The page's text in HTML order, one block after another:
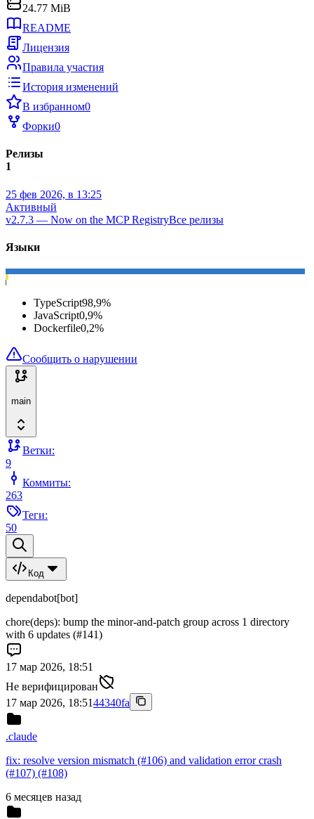
24.77 MiB
README
Лицензия
Правила участия
История изменений
В избранном0
Форки0
Релизы
1
25 фев 2026, в 13:25
Активный
v2.7.3 — Now on the MCP RegistryВсе релизы
Языки
TypeScript98,9%
JavaScript0,9%
Dockerfile0,2%
Сообщить о нарушении
main
Ветки:
9
Коммиты:
263
Теги:
50
Код
dependabot[bot]
chore(deps): bump the minor-and-patch group across 1 directory
with 6 updates (#141)
17 мар 2026, 18:51
Не верифицирован
17 мар 2026, 18:5144340fa
.claude
fix: resolve version mismatch (#106) and validation error crash
(#107) (#108)
6 месяцев назад